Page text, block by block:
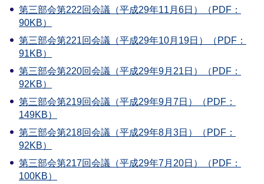
第三部会第222回会議（平成29年11月6日）（PDF：
90KB）
第三部会第221回会議（平成29年10月19日）（PDF：
91KB）
第三部会第220回会議（平成29年9月21日）（PDF：
92KB）
第三部会第219回会議（平成29年9月7日）（PDF：
149KB）
第三部会第218回会議（平成29年8月3日）（PDF：
92KB）
第三部会第217回会議（平成29年7月20日）（PDF：
100KB）